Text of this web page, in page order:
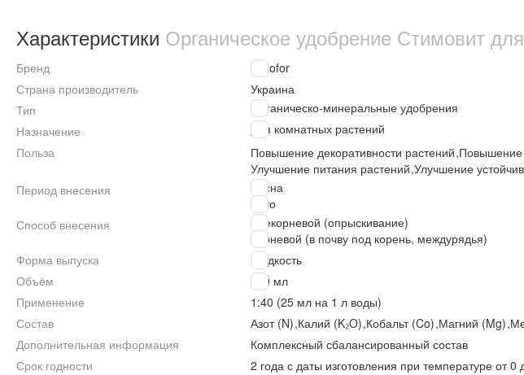
Характеристики Органическое удобрение Стимовит
Бренд
Kvitofor
Страна производитель
Украина
Тип
Органическо-минеральные удобрения
Назначение
Для комнатных растений
Польза
Повышение декоративности растений,Повышение
Улучшение питания растений,Улучшение
Период внесения
Весна
Лето
Способ внесения
Внекорневой (опрыскивание)
Корневой (в почву под корень, междурядья)
Форма выпуска
Жидкость
Объём
500 мл
Применение
1:40 (25 мл на 1 л воды)
Состав
Азот (N),Калий (K₂O),Кобальт (Co),Магний (Mg),
Дополнительная информация
Комплексный сбалансированный состав
Срок годности
2 года с даты изготовления при температуре от 0